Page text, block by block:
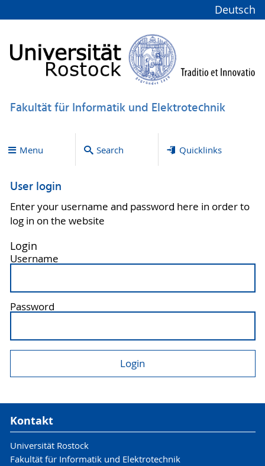
Deutsch
Fakultät für Informatik und Elektrotechnik
Menu Search Quicklinks
User login
Enter your username and password here in order to
log in on the website
Login
Username
Password
Kontakt
Universität Rostock
Fakultät für Informatik und Elektrotechnik